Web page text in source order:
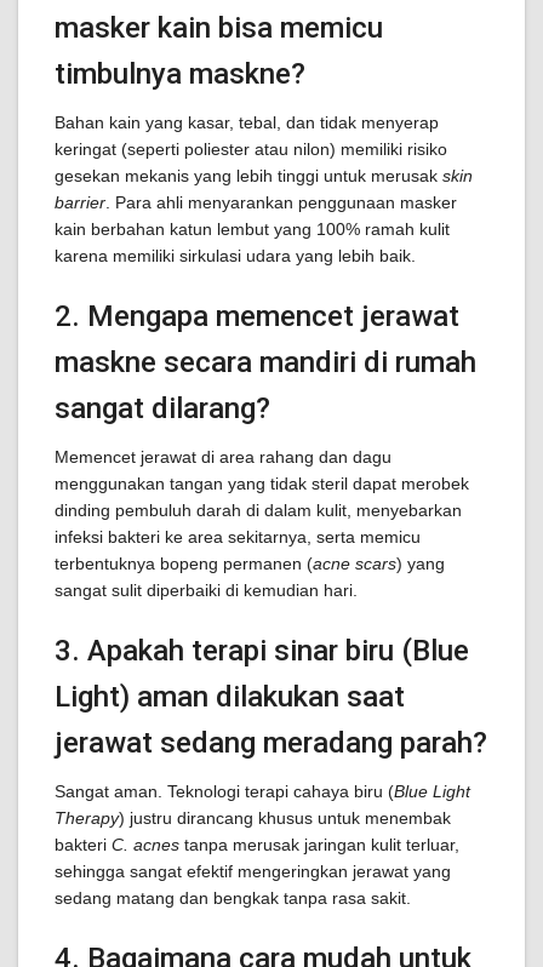
masker kain bisa memicu
timbulnya maskne?
Bahan kain yang kasar, tebal, dan tidak menyerap
keringat (seperti poliester atau nilon) memiliki risiko
gesekan mekanis yang lebih tinggi untuk merusak skin
barrier . Para ahli menyarankan penggunaan masker
kain berbahan katun lembut yang 100% ramah kulit
karena memiliki sirkulasi udara yang lebih baik.
2. Mengapa memencet jerawat
maskne secara mandiri di rumah
sangat dilarang?
Memencet jerawat di area rahang dan dagu
menggunakan tangan yang tidak steril dapat merobek
dinding pembuluh darah di dalam kulit, menyebarkan
infeksi bakteri ke area sekitarnya, serta memicu
terbentuknya bopeng permanen (acne scars) yang
sangat sulit diperbaiki di kemudian hari.
3. Apakah terapi sinar biru (Blue
Light) aman dilakukan saat
jerawat sedang meradang parah?
Sangat aman. Teknologi terapi cahaya biru (Blue Light
Therapy) justru dirancang khusus untuk menembak
bakteri C. acnes tanpa merusak jaringan kulit terluar,
sehingga sangat efektif mengeringkan jerawat yang
sedang matang dan bengkak tanpa rasa sakit.
4. Bagaimana cara mudah untuk